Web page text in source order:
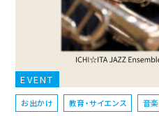
EVENT
お出かけ 教育・サイエンス 音楽